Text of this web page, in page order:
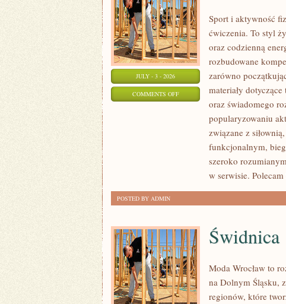
JULY - 3 - 2026
COMMENTS OFFON
MOTYWACJA
PSYCHOLOGIA
Sport i aktywność
ćwiczenia. To styl
oraz codzienną
rozbudowane
zarówno
materiały
oraz świadomego
popularyzowaniu
związane z
funkcjonalnym,
szeroko
w serwisie.
POSTED BY ADMIN
Świdnica
Moda Wrocław to
na Dolnym Śląsku,
regionów, które